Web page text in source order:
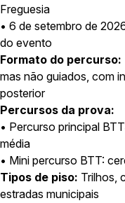
Freguesia
• 6 de setembro de
do evento
Formato do percurso:
mas não guiados, com
posterior
Percursos da prova:
• Percurso principal
média
• Mini percurso BTT:
Tipos de piso: Trilhos,
estradas municipais